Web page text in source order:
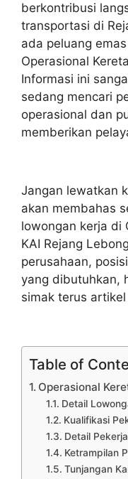
berkontribusi
transportasi di
ada peluang
Operasional
Informasi ini
sedang mencari
operasional dan
memberikan
Jangan lewatkan
akan membahas
lowongan kerja di
KAI Rejang
perusahaan,
yang dibutuhkan,
simak terus
Table of
Operasional
Detail
Kualifikasi
Detail
Ketrampilan
Tunjangan